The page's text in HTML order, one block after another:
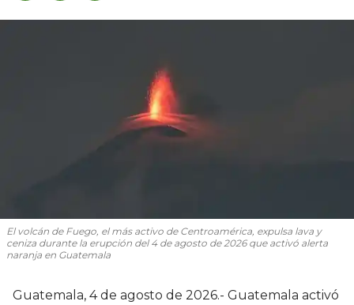
El volcán de Fuego, el más activo de Centroamérica, expulsa lava y
ceniza durante la erupción del 4 de agosto de 2026 que activó alerta
naranja en Guatemala
Guatemala, 4 de agosto de 2026.- Guatemala activó